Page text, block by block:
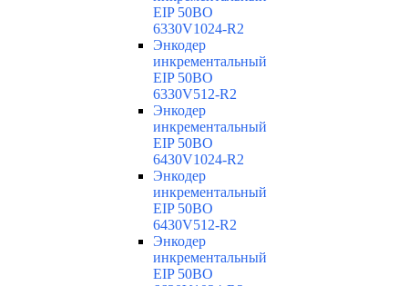
EIP 50BO
6330V1024-R2
Энкодер
инкрементальный
EIP 50BO
6330V512-R2
Энкодер
инкрементальный
EIP 50BO
6430V1024-R2
Энкодер
инкрементальный
EIP 50BO
6430V512-R2
Энкодер
инкрементальный
EIP 50BO